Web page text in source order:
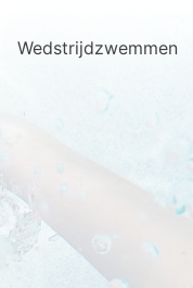
Wedstrijdzwemmen